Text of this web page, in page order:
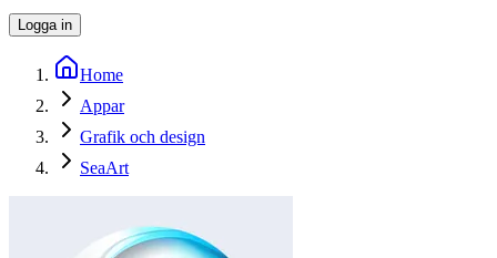
Logga in
Home
Appar
Grafik och design
SeaArt